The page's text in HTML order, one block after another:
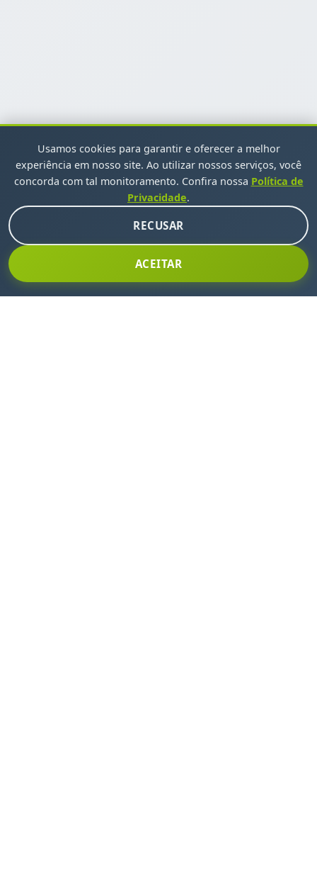
Usamos cookies para garantir e oferecer a melhor
experiência em nosso site. Ao utilizar nossos serviços, você
concorda com tal monitoramento. Confira nossa Política de
Privacidade.
RECUSAR
ACEITAR